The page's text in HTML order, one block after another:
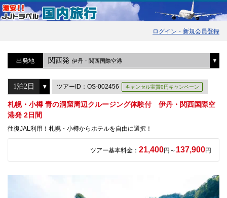
ログイン・新規会員登録
出発地 関西発 伊丹・関西国際空港
ツアーID：OS-002456 キャンセル実質0円キャンペーン
札幌・小樽 青の洞窟周辺クルージング体験付 伊丹・関西国際空
港発 2日間
往復JAL利用！札幌・小樽からホテルを自由に選択！
ツアー基本料金： 21,400円～ 137,900円